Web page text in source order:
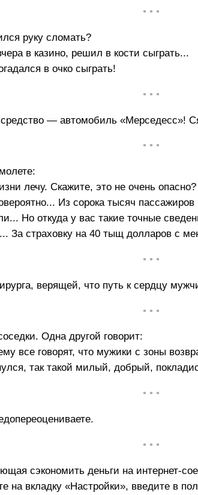
• • •
руку сломать?
в казино, решил в кости сыграть...
в очко сыграть!
• • •
— автомобиль «Мерседесс»!
• • •
лечу. Скажите, это не очень
Из сорока тысяч пассажиров
Но откуда у вас такие точные
За страховку на 40 тыщ долларов с
• • •
верящей, что путь к сердцу
• • •
Одна другой говорит:
все говорят, что мужики с зоны
так такой милый, добрый,
• • •
• • •
сэкономить деньги на интернет-
на вкладку «Настройки», введите в